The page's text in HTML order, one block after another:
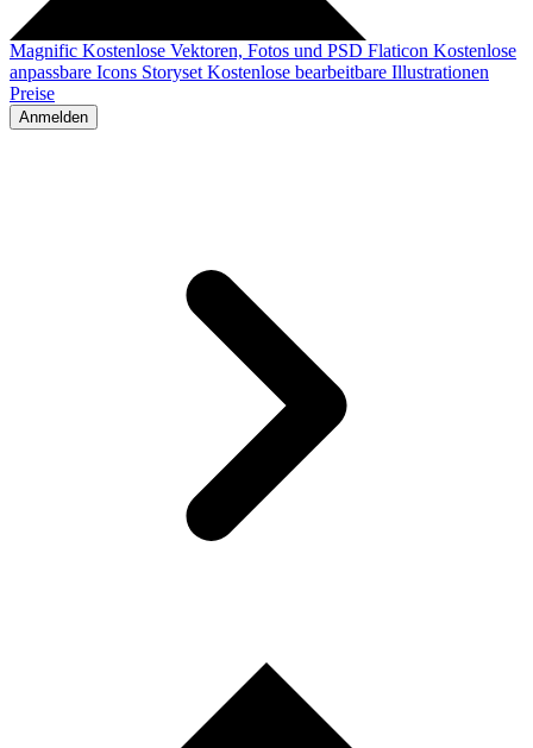
Magnific Kostenlose Vektoren, Fotos und PSD Flaticon Kostenlose
anpassbare Icons Storyset Kostenlose bearbeitbare Illustrationen
Preise
Anmelden